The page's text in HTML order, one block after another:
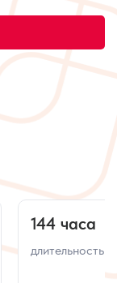
144 часа
длительность